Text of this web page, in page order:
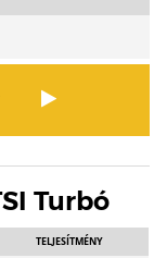
Turbó
TELJESÍTMÉNY